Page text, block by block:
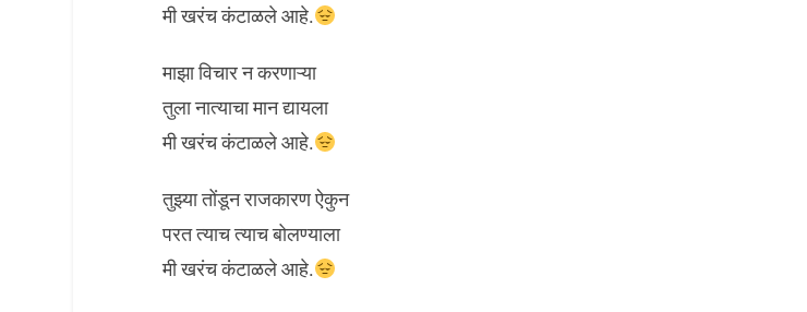
मी खरंच कंटाळले आहे.
माझा विचार न करणाऱ्या
तुला नात्याचा मान द्यायला
मी खरंच कंटाळले आहे.
तुझ्या तोंडून राजकारण ऐकुन
परत त्याच त्याच बोलण्याला
मी खरंच कंटाळले आहे.